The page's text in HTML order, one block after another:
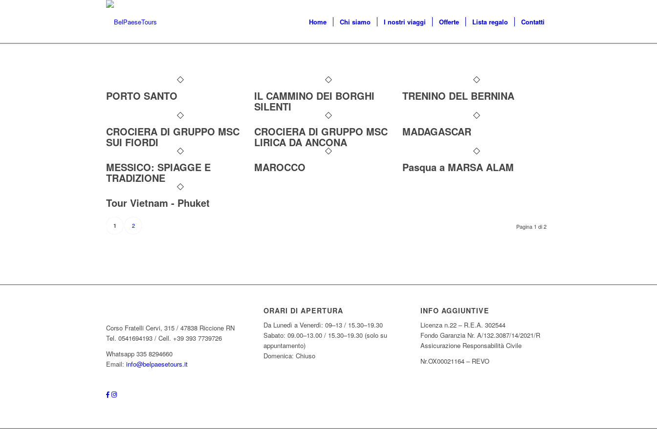
Home Chi siamo I nostri viaggi Offerte Lista regalo Contatti
PORTO SANTO IL CAMMINO DEI BORGHI
SILENTI
TRENINO DEL BERNINA
CROCIERA DI GRUPPO MSC
SUI FIORDI
CROCIERA DI GRUPPO MSC
LIRICA DA ANCONA
MADAGASCAR
MESSICO: SPIAGGE E
TRADIZIONE
MAROCCO Pasqua a MARSA ALAM
Tour Vietnam - Phuket
Pagina 1 di 2
1 2
Corso Fratelli Cervi, 315 / 47838 Riccione RN
Tel. 0541694193 / Cell. +39 393 7739726
Whatsapp 335 8294660
Email: info@belpaesetours.it
ORARI DI APERTURA
Da Lunedì a Venerdì: 09–13 / 15.30–19.30
Sabato: 09.00–13.00 / 15.30–19.30 (solo su
appuntamento)
Domenica: Chiuso
INFO AGGIUNTIVE
Licenza n.22 – R.E.A. 302544
Fondo Garanzia Nr. A/132.3087/14/2021/R
Assicurazione Responsabilità Civile
Nr.OX00021164 – REVO